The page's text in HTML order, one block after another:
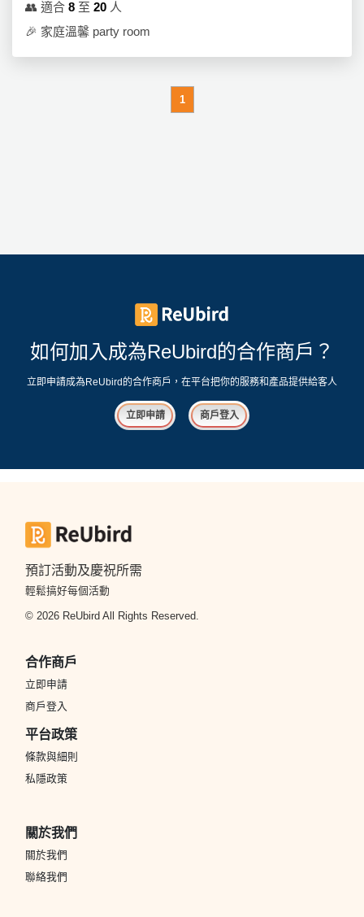
👥 適合 8 至 20 人
🎉 家庭溫馨 party room
1
如何加入成為ReUbird的合作商戶？
立即申請成為ReUbird的合作商戶，在平台把你的服務和產品提供給客人
立即申請 商戶登入
預訂活動及慶祝所需
輕鬆搞好每個活動
© 2026 ReUbird All Rights Reserved.
合作商戶
立即申請
商戶登入
平台政策
條款與細則
私隱政策
關於我們
關於我們
聯絡我們